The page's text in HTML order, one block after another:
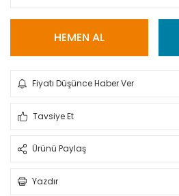
HEMEN AL
Fiyatı Düşünce Haber Ver
Tavsiye Et
Ürünü Paylaş
Yazdır